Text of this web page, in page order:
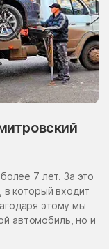
7 лет. За это
который входит
этому мы
автомобиль, но и